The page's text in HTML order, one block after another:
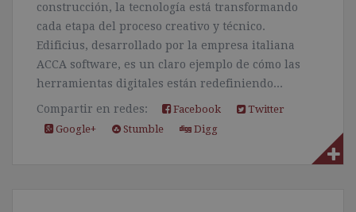
construcción, la tecnología está transformando
cada etapa del proceso creativo y técnico.
Edificius, desarrollado por la empresa italiana
ACCA software, es un claro ejemplo de cómo las
herramientas digitales están redefiniendo...
Compartir en redes:
Facebook
Twitter
Google+
Stumble Digg